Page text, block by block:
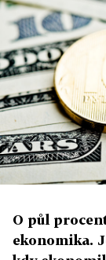
O půl
ekonomika.